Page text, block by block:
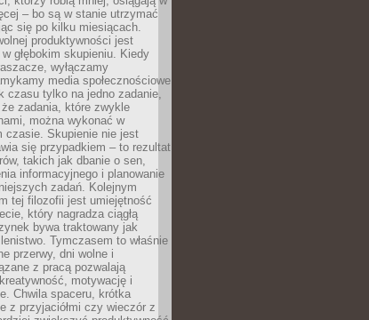
– bo są w stanie utrzymać
się po kilku miesiącach.
produktywności jest
głębokim skupieniu. Kiedy
wyłączamy
media społecznościowe
czasu tylko na jedno zadanie,
zadania, które zwykle
można wykonać w
czasie. Skupienie nie jest
się przypadkiem – to rezultat
takich jak dbanie o sen,
informacyjnego i planowanie
zadań. Kolejnym
tej filozofii jest umiejętność
który nagradza ciągłą
bywa traktowany jak
Tymczasem to właśnie
przerwy, dni wolne i
z pracą pozwalają
motywację i
Chwila spaceru, krótka
z przyjaciółmi czy wieczór z